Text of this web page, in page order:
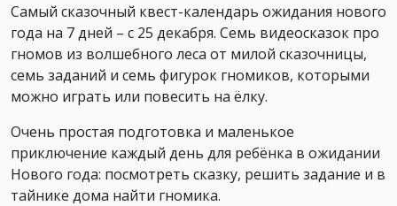
Самый сказочный квест-календарь ожидания нового
года на 7 дней – с 25 декабря. Семь видеосказок про
гномов из волшебного леса от милой сказочницы,
семь заданий и семь фигурок гномиков, которыми
можно играть или повесить на ёлку.
Очень простая подготовка и маленькое
приключение каждый день для ребёнка в ожидании
Нового года: посмотреть сказку, решить задание и в
тайнике дома найти гномика.